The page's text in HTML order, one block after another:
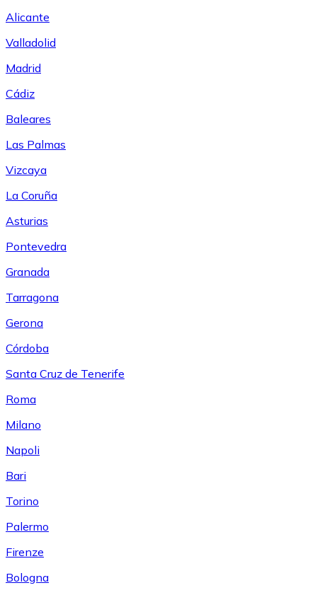
Alicante
Valladolid
Madrid
Cádiz
Baleares
Las Palmas
Vizcaya
La Coruña
Asturias
Pontevedra
Granada
Tarragona
Gerona
Córdoba
Santa Cruz de Tenerife
Roma
Milano
Napoli
Bari
Torino
Palermo
Firenze
Bologna